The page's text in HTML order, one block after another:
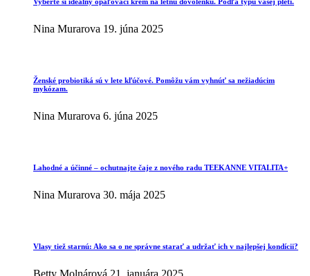
Nina Murarova 19. júna 2025
Ženské probiotiká sú v lete kľúčové. Pomôžu vám vyhnúť sa nežiadúcim
mykózam.
Nina Murarova 6. júna 2025
Lahodné a účinné – ochutnajte čaje z nového radu TEEKANNE VITALITA+
Nina Murarova 30. mája 2025
Vlasy tiež starnú: Ako sa o ne správne starať a udržať ich v najlepšej kondícii?
Betty Molnárová 21. januára 2025